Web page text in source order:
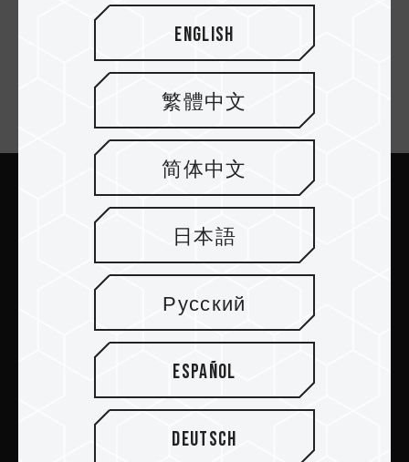
Suscríbete al boletín
Enviar
PRODUCTOS
Sala de prensa
English
繁體中文
简体中文
日本語
Русский
Español
Deutsch